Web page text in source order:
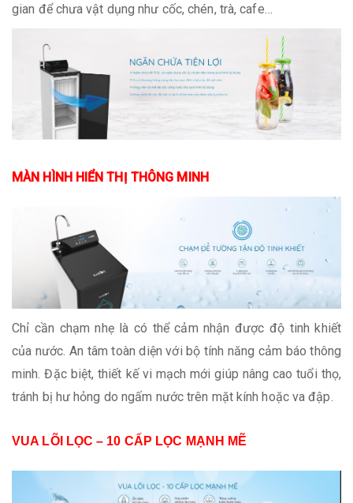
gian để chưa vật dụng như cốc, chén, trà, cafe…
MÀN HÌNH HIỂN THỊ THÔNG MINH
Chỉ cần chạm nhẹ là có thể cảm nhận được độ tinh khiết
của nước. An tâm toàn diện với bộ tính năng cảm báo thông
minh. Đặc biệt, thiết kế vi mạch mới giúp nâng cao tuổi thọ,
tránh bị hư hỏng do ngấm nước trên mặt kính hoặc va đập.
VUA LÕI LỌC – 10 CẤP LỌC MẠNH MẼ